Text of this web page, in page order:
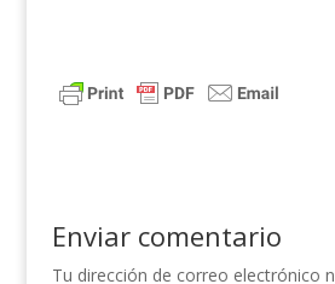
Enviar comentario
Tu dirección de correo electrónico